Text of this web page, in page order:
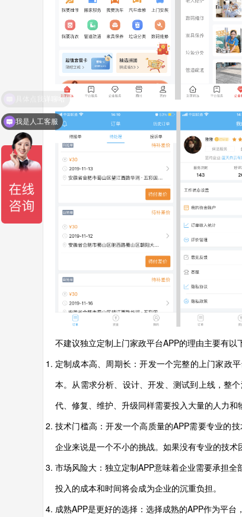
不建议独立定制上门家政平台APP的理由主要有以
定制成本高、周期长：开发一个完整的上门家政
本。从需求分析、设计、开发、测试到上线，整
代、修复、维护、升级同样需要投入大量的人力和
技术门槛高：开发一个高质量的APP需要专业的
企业来说是一个不小的挑战。如果没有专业的技术
市场风险大：独立定制APP意味着企业需要承担
投入的成本和时间将会成为企业的沉重负担。
成熟APP是更好的选择：选择成熟的APP作为平
我是人工客服
具体点我详聊哈